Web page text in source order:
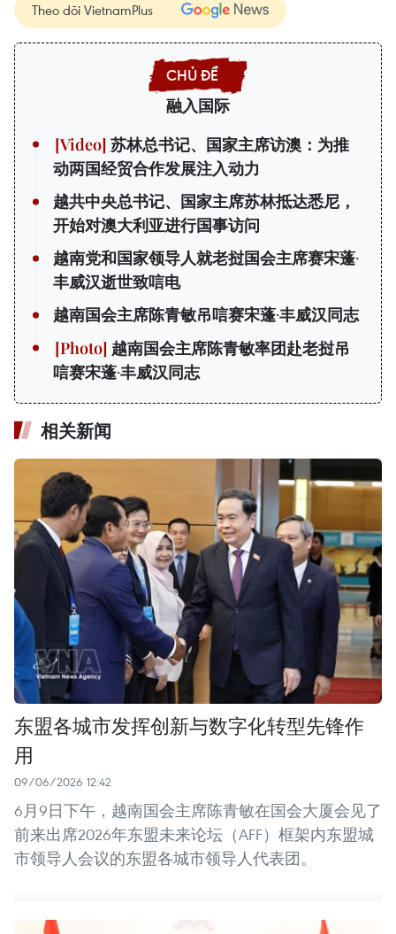
Theo dõi VietnamPlus
融入国际
苏林总书记、国家主席访澳：为推
动两国经贸合作发展注入动力
越共中央总书记、国家主席苏林抵达悉尼，
开始对澳大利亚进行国事访问
越南党和国家领导人就老挝国会主席赛宋蓬·
丰威汉逝世致唁电
越南国会主席陈青敏吊唁赛宋蓬·丰威汉同志
越南国会主席陈青敏率团赴老挝吊
唁赛宋蓬·丰威汉同志
相关新闻
东盟各城市发挥创新与数字化转型先锋作
用
09/06/2026 12:42
6月9日下午，越南国会主席陈青敏在国会大厦会见了
前来出席2026年东盟未来论坛（AFF）框架内东盟城
市领导人会议的东盟各城市领导人代表团。